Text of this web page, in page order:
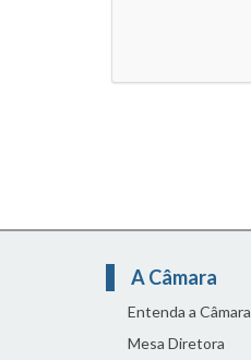
A Câmara
Entenda a Câmara
Mesa Diretora